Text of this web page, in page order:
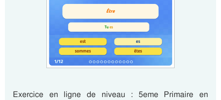
Exercice en ligne de niveau : 5eme Primaire en